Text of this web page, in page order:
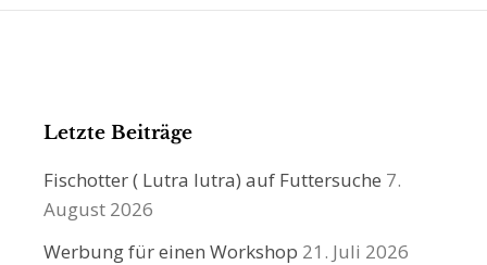
Letzte Beiträge
Fischotter ( Lutra lutra) auf Futtersuche 7.
August 2026
Werbung für einen Workshop 21. Juli 2026